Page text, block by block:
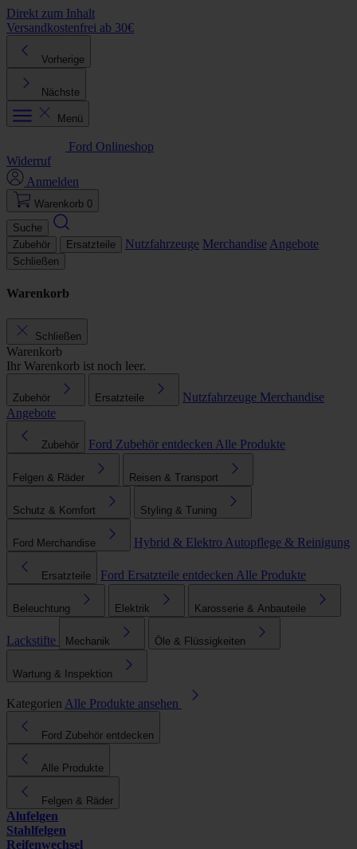
Direkt zum Inhalt
Versandkostenfrei ab 30€
Vorherige
Nächste
Menü
Ford Onlineshop
Widerruf
Anmelden
Warenkorb 0
Suche
Zubehör
Ersatzteile Nutzfahrzeuge Merchandise Angebote
Schließen
Warenkorb
Schließen
Warenkorb
Ihr Warenkorb ist noch leer.
Zubehör Ersatzteile Nutzfahrzeuge Merchandise
Angebote
Zubehör Ford Zubehör entdecken Alle Produkte
Felgen & Räder Reisen & Transport
Schutz & Komfort Styling & Tuning
Ford Merchandise Hybrid & Elektro Autopflege & Reinigung
Ersatzteile Ford Ersatzteile entdecken Alle Produkte
Beleuchtung Elektrik Karosserie & Anbauteile
Lackstifte Mechanik Öle & Flüssigkeiten
Wartung & Inspektion
Kategorien Alle Produkte ansehen
Ford Zubehör entdecken
Alle Produkte
Felgen & Räder
Alufelgen
Stahlfelgen
Reifenwechsel